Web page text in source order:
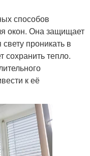
способов
окон. Она защищает
проникать в
тепло.
к её